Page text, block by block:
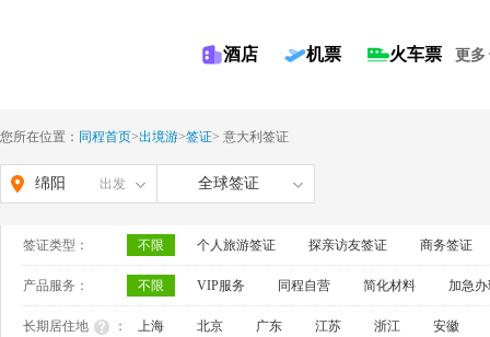
酒店 机票 火车票 更多
您所在位置： 同程首页>出境游>签证> 意大利签证
绵阳 出发 全球签证
签证类型： 不限 个人旅游签证 探亲访友签证 商务签证
产品服务： 不限 VIP服务 同程自营 简化材料 加急
长期居住地 ： 上海 北京 广东 江苏 浙江
安徽